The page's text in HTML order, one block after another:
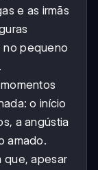
e as irmãs
no pequeno
o início
a angústia
amado.
que, apesar